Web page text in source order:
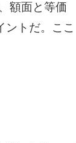
額面と等価
トだ。ここ